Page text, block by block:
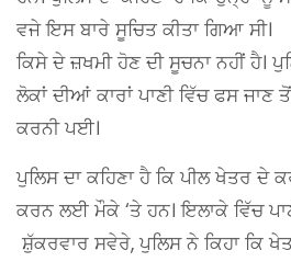
ਵਜੇ ਇਸ ਬਾਰੇ ਸੂਚਿਤ ਕੀਤਾ ਗਿਆ ਸੀ।
ਕਿਸੇ ਦੇ ਜ਼ਖਮੀ ਹੋਣ ਦੀ ਸੂਚਨਾ ਨਹੀਂ ਹੈ।
ਲੋਕਾਂ ਦੀਆਂ ਕਾਰਾਂ ਪਾਣੀ ਵਿੱਚ ਫਸ ਜਾਣ
ਕਰਨੀ ਪਈ।
ਪੁਲਿਸ ਦਾ ਕਹਿਣਾ ਹੈ ਕਿ ਪੀਲ ਖੇਤਰ ਦੇ
ਕਰਨ ਲਈ ਮੌਕੇ ‘ਤੇ ਹਨ। ਇਲਾਕੇ ਵਿੱਚ
ਸ਼ੁੱਕਰਵਾਰ ਸਵੇਰੇ, ਪੁਲਿਸ ਨੇ ਕਿਹਾ ਕਿ